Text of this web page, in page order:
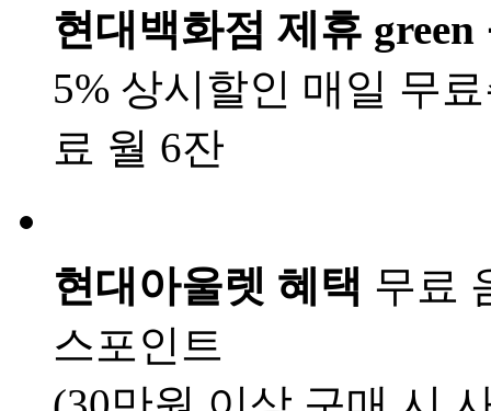
현대백화점 제휴 green
5% 상시할인 매일 무
료 월 6잔
현대아울렛 혜택 무료
스포인트